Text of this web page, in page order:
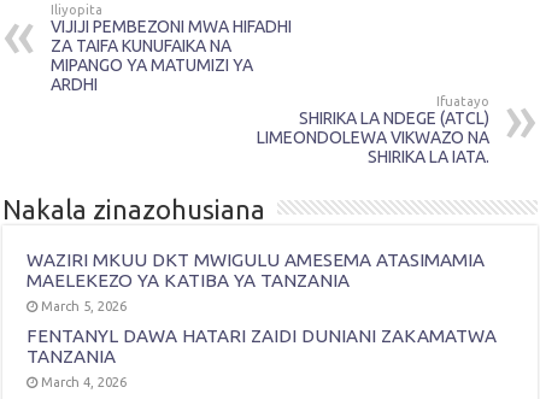
Iliyopita
VIJIJI PEMBEZONI MWA HIFADHI
ZA TAIFA KUNUFAIKA NA
MIPANGO YA MATUMIZI YA
ARDHI
Ifuatayo
SHIRIKA LA NDEGE (ATCL)
LIMEONDOLEWA VIKWAZO NA
SHIRIKA LA IATA.
Nakala zinazohusiana
WAZIRI MKUU DKT MWIGULU AMESEMA ATASIMAMIA
MAELEKEZO YA KATIBA YA TANZANIA
March 5, 2026
FENTANYL DAWA HATARI ZAIDI DUNIANI ZAKAMATWA
TANZANIA
March 4, 2026